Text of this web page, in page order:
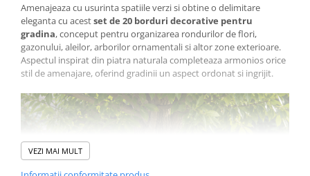
Amenajeaza cu usurinta spatiile verzi si obtine o delimitare
eleganta cu acestset de 20 borduri decorative pentru
gradina, conceput pentru organizarea rondurilor de flori,
gazonului, aleilor, arborilor ornamentali si altor zone exterioare.
Aspectul inspirat din piatra naturala completeaza armonios orice
stil de amenajare, oferind gradinii un aspect ordonat si ingrijit.
VEZI MAI MULT